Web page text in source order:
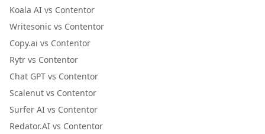
Koala AI vs Contentor
Writesonic vs Contentor
Copy.ai vs Contentor
Rytr vs Contentor
Chat GPT vs Contentor
Scalenut vs Contentor
Surfer AI vs Contentor
Redator.AI vs Contentor